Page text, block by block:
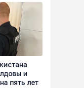
и
пять лет